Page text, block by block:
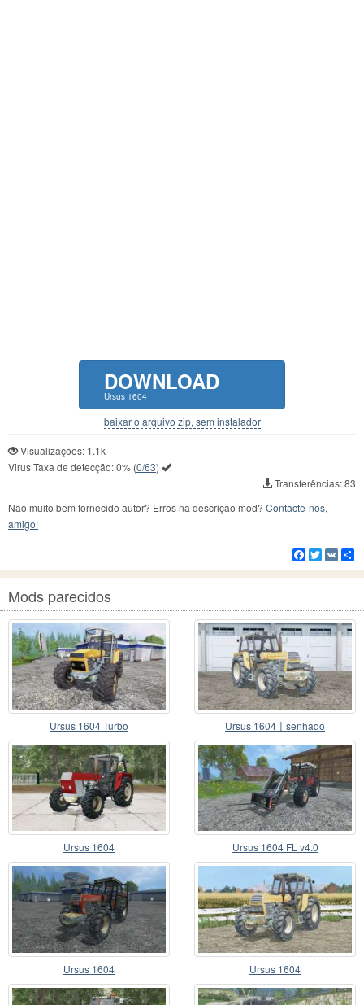
DOWNLOAD
Ursus 1604
baixar o arquivo zip, sem instalador
Visualizações: 1.1k
Virus Taxa de detecção:0% (0/63)
Transferências: 83
Não muito bem fornecido autor? Erros na descrição mod? Contacte-nos,
amigo!
Facebook
Twitter
VK
Mods parecidos
Ursus 1604 Turbo Ursus 1604〡senhado
Ursus 1604 Ursus 1604 FL v4.0
Ursus 1604 Ursus 1604